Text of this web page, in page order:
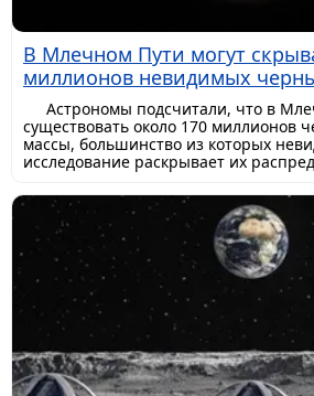
В Млечном Пути могут
миллионов невидимых
Астрономы подсчитали, что в
существовать около 170 миллионов
массы, большинство из которых
исследование раскрывает их